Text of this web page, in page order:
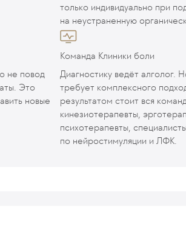
только индивидуально при
на неустраненную
не повод
Это
новые
Команда Клиники боли
Диагностику ведёт алголог.
требует комплексного
результатом стоит вся
кинезиотерапевты,
психотерапевты,
по нейростимуляции и ЛФК.